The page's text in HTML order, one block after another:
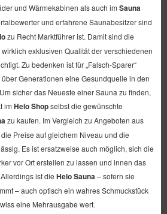
und Wärmekabinen als auch im Sauna
und erfahrene Saunabesitzer sind
zu Recht Marktführer ist. Damit sind die
exklusiven Qualität der verschiedenen
Zu bedenken ist für „Falsch-Sparer“
Generationen eine Gesundquelle in den
sicher das Neueste einer Sauna zu finden,
im Helo Shopselbst die gewünschte
zu kaufen. Im Vergleich zu Angeboten aus
Preise auf gleichem Niveau und die
Es ist ersatzweise auch möglich, sich die
vor Ort erstellen zu lassen und innen das
ist die Helo Sauna – sofern sie
– auch optisch ein wahres Schmuckstück
eine Mehrausgabe wert.